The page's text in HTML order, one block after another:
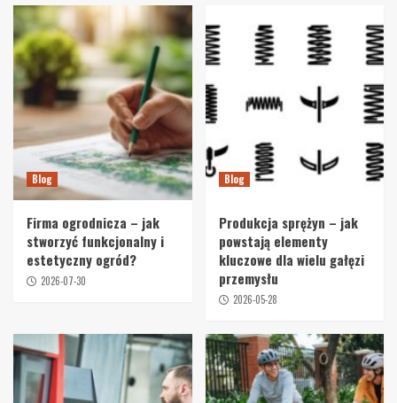
Blog
Firma ogrodnicza – jak
stworzyć funkcjonalny i
estetyczny ogród?
2026-07-30
Blog
Produkcja sprężyn – jak
powstają elementy
kluczowe dla wielu gałęzi
przemysłu
2026-05-28